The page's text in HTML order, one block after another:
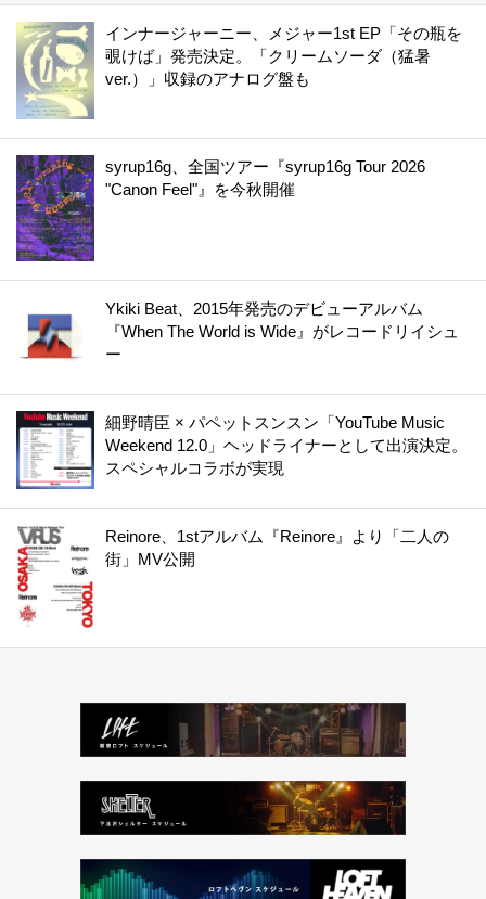
インナージャーニー、メジャー1st EP「その瓶を
覗けば」発売決定。「クリームソーダ（猛暑
ver.）」収録のアナログ盤も
syrup16g、全国ツアー『syrup16g Tour 2026
"Canon Feel"』を今秋開催
Ykiki Beat、2015年発売のデビューアルバム
『When The World is Wide』がレコードリイシュ
ー
細野晴臣 × パペットスンスン「YouTube Music
Weekend 12.0」ヘッドライナーとして出演決定。
スペシャルコラボが実現
Reinore、1stアルバム『Reinore』より「二人の
街」MV公開